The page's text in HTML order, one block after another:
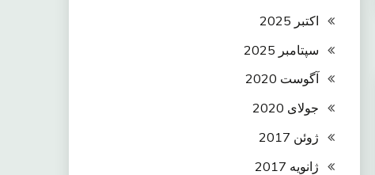
اکتبر 2025
سپتامبر 2025
آگوست 2020
جولای 2020
ژوئن 2017
ژانویه 2017